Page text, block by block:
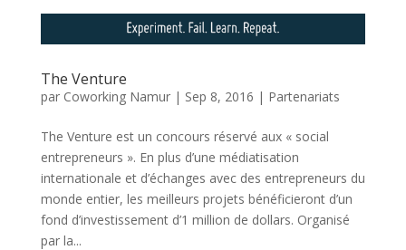
The Venture
par Coworking Namur| Sep 8, 2016 | Partenariats
The Venture est un concours réservé aux « social
entrepreneurs ». En plus d’une médiatisation
internationale et d’échanges avec des entrepreneurs du
monde entier, les meilleurs projets bénéficieront d’un
fond d’investissement d’1 million de dollars. Organisé
par la...